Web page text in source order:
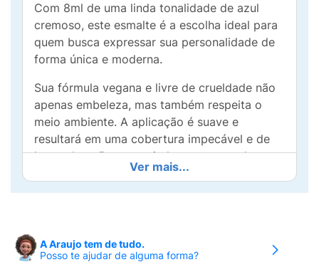
Com 8ml de uma linda tonalidade de azul
cremoso, este esmalte é a escolha ideal para
quem busca expressar sua personalidade de
forma única e moderna.
Sua fórmula vegana e livre de crueldade não
apenas embeleza, mas também respeita o
meio ambiente. A aplicação é suave e
resultará em uma cobertura impecável e de
longa duração, garantindo que suas unhas
fiquem deslumbrantes por mais tempo.
qualquer momento. Deixe as cores falarem
por você e arrase com unhas cheias de estilo
Ver mais...
A Araujo tem de tudo.
Posso te ajudar de alguma forma?